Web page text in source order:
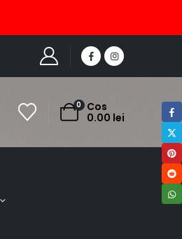
0
Cos
0.00 lei
BRATARA ZAMAC FIXA